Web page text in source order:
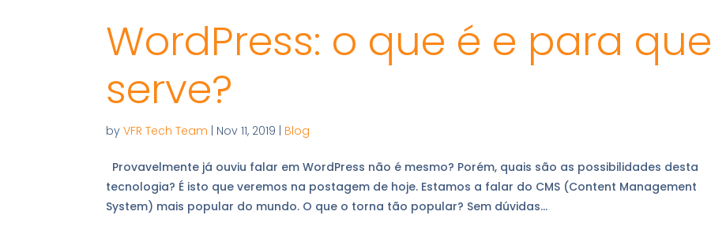
WordPress: o que é e para que
serve?
byVFR Tech Team | Nov 11, 2019 | Blog
Provavelmente já ouviu falar em WordPress não é mesmo? Porém, quais são as possibilidades desta
tecnologia? É isto que veremos na postagem de hoje. Estamos a falar do CMS (Content Management
System) mais popular do mundo. O que o torna tão popular? Sem dúvidas...